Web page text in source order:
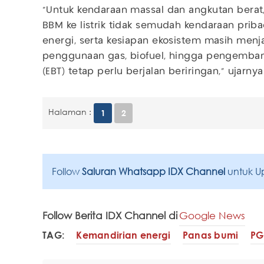
"Untuk kendaraan massal dan angkutan
BBM ke listrik tidak semudah kendaraan
energi, serta kesiapan ekosistem masih
penggunaan gas, biofuel, hingga
(EBT) tetap perlu berjalan beriringan,"
Halaman : 1 2
Follow Saluran Whatsapp IDX Channel untuk
Follow Berita IDX Channel diGoogle News
TAG: Kemandirian energi Panas bumi